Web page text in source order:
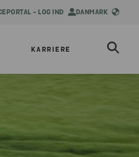
- LOG IND DANMARK
KARRIERE